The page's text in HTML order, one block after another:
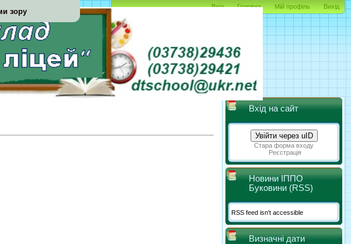
зору
Вхід Головна Мій профіль Вихід
Вхід на сайт
Увійти через uID
Стара форма входу
Реєстрація
Новини ІППО
Буковини (RSS)
RSS feed isn't accessible
Визначні дати